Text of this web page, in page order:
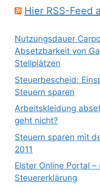
Hier RSS-Feed
Nutzungsdauer
Absetzbarkeit von
Stellplätzen
Steuerbescheid:
Steuern sparen
Arbeitskleidung
geht nicht?
Steuern sparen mit
2011
Elster Online Portal
Steuererklärung